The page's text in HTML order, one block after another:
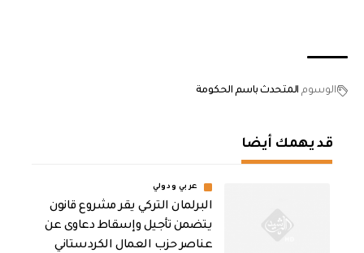
الوسوم المتحدث باسم الحكومة
قد يهمك أيضا
عربي ودولي
البرلمان التركي يقر مشروع قانون
يتضمن تأجيل وإسقاط دعاوى عن
عناصر حزب العمال الكردستاني